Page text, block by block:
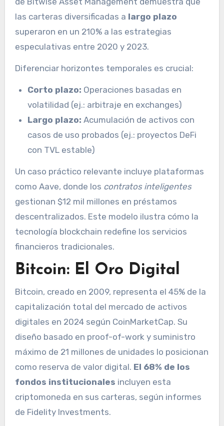
las carteras diversificadas a largo plazo
superaron en un 210% a las estrategias
especulativas entre 2020 y 2023.
Diferenciar horizontes temporales es crucial:
Corto plazo: Operaciones basadas en
volatilidad (ej.: arbitraje en exchanges)
Largo plazo: Acumulación de activos con
casos de uso probados (ej.: proyectos DeFi
con TVL estable)
Un caso práctico relevante incluye plataformas
como Aave, donde los contratos inteligentes
gestionan $12 mil millones en préstamos
descentralizados. Este modelo ilustra cómo la
tecnología blockchain redefine los servicios
financieros tradicionales.
Bitcoin: El Oro Digital
Bitcoin, creado en 2009, representa el 45% de la
capitalización total del mercado de activos
digitales en 2024 según CoinMarketCap. Su
diseño basado en proof-of-work y suministro
máximo de 21 millones de unidades lo posicionan
como reserva de valor digital. El 68% de los
fondos institucionales incluyen esta
criptomoneda en sus carteras, según informes
de Fidelity Investments.